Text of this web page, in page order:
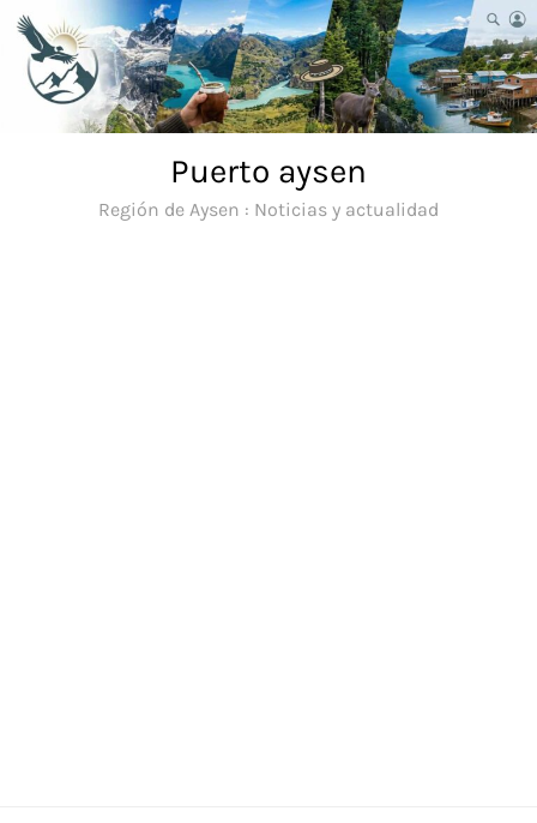
Saltar
contenido
Puerto aysen
Región de Aysen : Noticias y actualidad